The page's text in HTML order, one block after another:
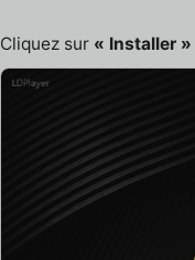
Cliquez sur « Installer »